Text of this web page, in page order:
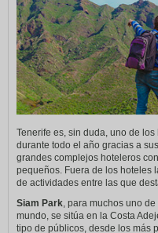
Tenerife es, sin duda, uno de
durante todo el año gracias a
grandes complejos hoteleros
pequeños. Fuera de los hoteles
de actividades entre las que
Siam Park , para muchos uno
mundo, se sitúa en la Costa
tipo de públicos, desde los más